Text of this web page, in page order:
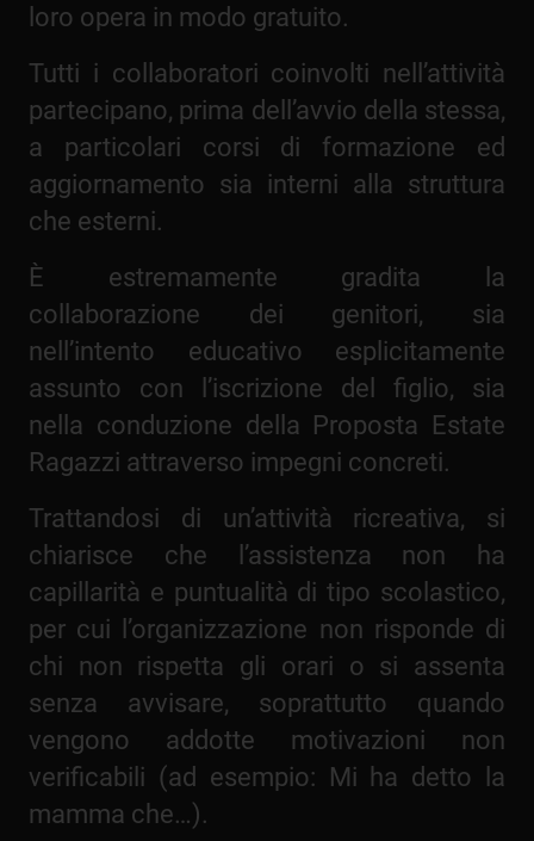
loro opera in modo gratuito.
Tutti i collaboratori coinvolti nell’attività
partecipano, prima dell’avvio della stessa,
a particolari corsi di formazione ed
aggiornamento sia interni alla struttura
che esterni.
È estremamente gradita la
collaborazione dei genitori, sia
nell’intento educativo esplicitamente
assunto con l’iscrizione del figlio, sia
nella conduzione della Proposta Estate
Ragazzi attraverso impegni concreti.
Trattandosi di un’attività ricreativa, si
chiarisce che l’assistenza non ha
capillarità e puntualità di tipo scolastico,
per cui l’organizzazione non risponde di
chi non rispetta gli orari o si assenta
senza avvisare, soprattutto quando
vengono addotte motivazioni non
verificabili (ad esempio: Mi ha detto la
mamma che…).